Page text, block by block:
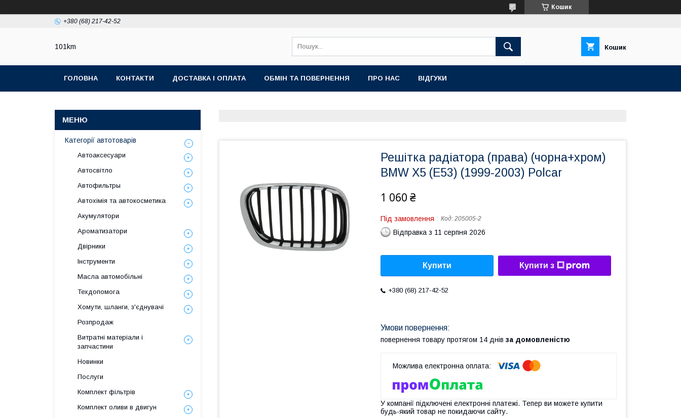
Кошик
+380 (68) 217-42-52
101km Кошик
ГОЛОВНА КОНТАКТИ ДОСТАВКА І ОПЛАТА ОБМІН ТА ПОВЕРНЕННЯ ПРО НАС ВІДГУКИ
Решітка радіатора (права) (чорна+хром)
BMW X5 (E53) (1999-2003) Polcar
1 060 ₴
Під замовлення Код: 205005-2
Відправка з 11 серпня 2026
Купити Купити з
+380 (68) 217-42-52
повернення товару протягом 14 днів за домовленістю
У компанії підключені електронні платежі. Тепер ви можете купити
будь-який товар не покидаючи сайту.
Категорії автотоварів
Автоаксесуари
Автосвітло
Автофильтры
Автохімія та автокосметика
Акумулятори
Ароматизатори
Двірники
Інструменти
Масла автомобільні
Техдопомога
Хомути, шланги, з'єднувачі
Розпродаж
Витратні матеріали і
запчастини
Новинки
Послуги
Комплект фільтрів
Комплект оливи в двигун